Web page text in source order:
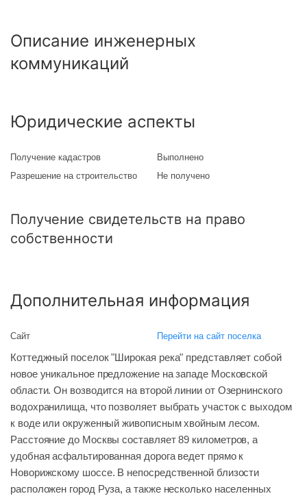
Описание инженерных
коммуникаций
Юридические аспекты
Получение кадастров
Выполнено
Разрешение на строительство
Не получено
Получение свидетельств на право
собственности
Дополнительная информация
Сайт Перейти на сайт поселка
Коттеджный поселок "Широкая река" представляет собой
новое уникальное предложение на западе Московской
области. Он возводится на второй линии от Озернинского
водохранилища, что позволяет выбрать участок с выходом
к воде или окруженный живописным хвойным лесом.
Расстояние до Москвы составляет 89 километров, а
удобная асфальтированная дорога ведет прямо к
Новорижскому шоссе. В непосредственной близости
расположен город Руза, а также несколько населенных